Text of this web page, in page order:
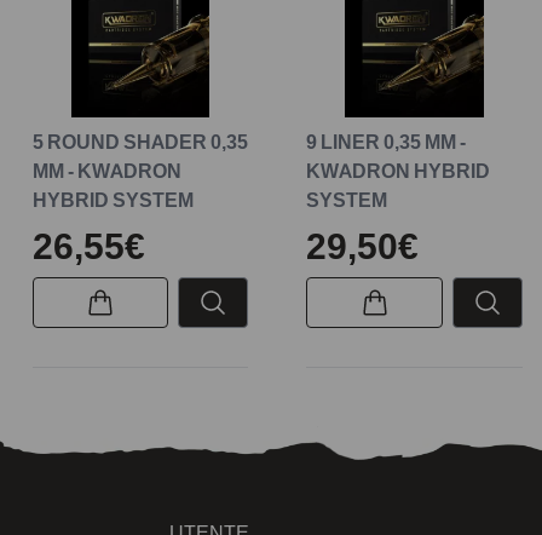
5 ROUND SHADER 0,35
MM - KWADRON
HYBRID SYSTEM
26,55€
9 LINER 0,35 MM -
KWADRON HYBRID
SYSTEM
29,50€